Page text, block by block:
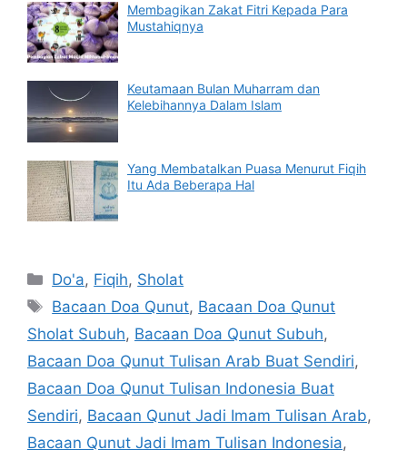
Membagikan Zakat Fitri Kepada Para
Mustahiqnya
Keutamaan Bulan Muharram dan
Kelebihannya Dalam Islam
Yang Membatalkan Puasa Menurut Fiqih
Itu Ada Beberapa Hal
Categories
Do'a, Fiqih, Sholat
Tags
Bacaan Doa Qunut, Bacaan Doa Qunut
Sholat Subuh, Bacaan Doa Qunut Subuh,
Bacaan Doa Qunut Tulisan Arab Buat Sendiri,
Bacaan Doa Qunut Tulisan Indonesia Buat
Sendiri, Bacaan Qunut Jadi Imam Tulisan Arab,
Bacaan Qunut Jadi Imam Tulisan Indonesia,